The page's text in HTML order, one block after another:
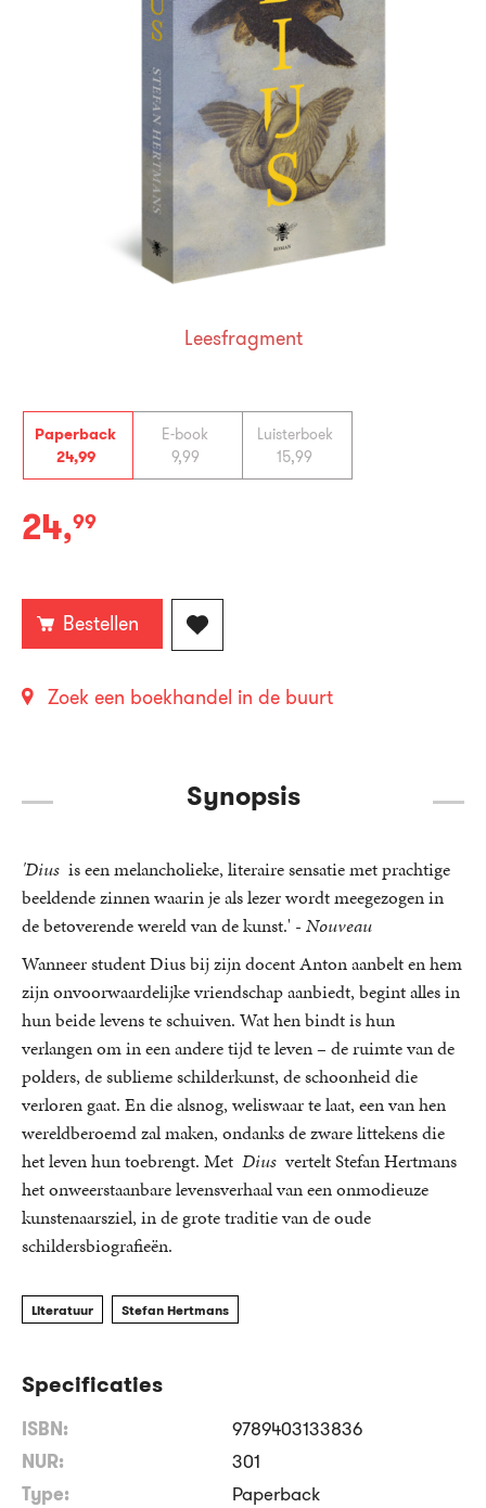
Paperback
24,99
E-book
9,99
Luisterboek
15,99
Paperback:
24,99
Bestellen
Zoek een boekhandel in de buurt
Leesfragment
Synopsis
'Dius is een melancholieke, literaire sensatie met prachtige
beeldende zinnen waarin je als lezer wordt meegezogen in
de betoverende wereld van de kunst.' - Nouveau
Wanneer student Dius bij zijn docent Anton aanbelt en hem
zijn onvoorwaardelijke vriendschap aanbiedt, begint alles in
hun beide levens te schuiven. Wat hen bindt is hun
verlangen om in een andere tijd te leven – de ruimte van de
polders, de sublieme schilderkunst, de schoonheid die
verloren gaat. En die alsnog, weliswaar te laat, een van hen
wereldberoemd zal maken, ondanks de zware littekens die
het leven hun toebrengt. Met Dius vertelt Stefan Hertmans
het onweerstaanbare levensverhaal van een onmodieuze
kunstenaarsziel, in de grote traditie van de oude
schildersbiografieën.
Literatuur Stefan Hertmans
Specificaties
ISBN:
9789403133836
NUR:
301
Type:
Paperback